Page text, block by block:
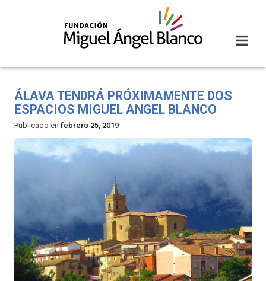
ÁLAVA TENDRÁ PRÓXIMAMENTE DOS
ESPACIOS MIGUEL ANGEL BLANCO
Publicado en febrero 25, 2019